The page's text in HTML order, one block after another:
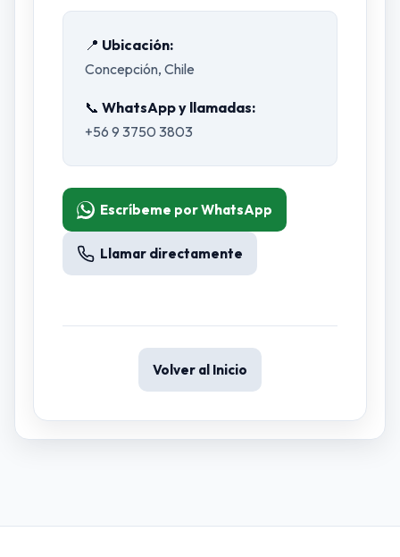
📍 Ubicación:
Concepción, Chile
📞 WhatsApp y llamadas:
+56 9 3750 3803
Escríbeme por WhatsApp
Llamar directamente
Volver al Inicio